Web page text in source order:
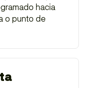
hacia
o punto de